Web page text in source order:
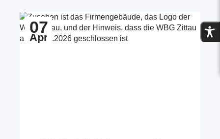
07
Apr
Zum Beitrag Schließzeit bei der WBG Zittau